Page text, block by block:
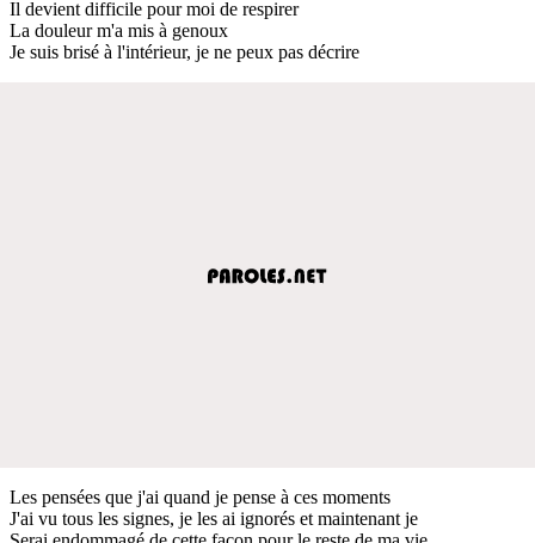
Il devient difficile pour moi de respirer
La douleur m'a mis à genoux
Je suis brisé à l'intérieur, je ne peux pas décrire
Les pensées que j'ai quand je pense à ces moments
J'ai vu tous les signes, je les ai ignorés et maintenant je